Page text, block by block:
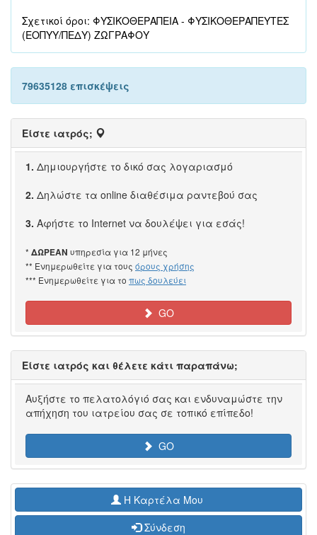
Σχετικοί όροι: ΦΥΣΙΚΟΘΕΡΑΠΕΙΑ - ΦΥΣΙΚΟΘΕΡΑΠΕΥΤΕΣ
(ΕΟΠΥΥ/ΠΕΔΥ) ΖΩΓΡΑΦΟΥ
79635128 επισκέψεις
Είστε ιατρός;
1. Δημιουργήστε το δικό σας λογαριασμό
2. Δηλώστε τα online διαθέσιμα ραντεβού σας
3. Αφήστε το Internet να δουλέψει για εσάς!
* ΔΩΡΕΑΝ υπηρεσία για 12 μήνες
** Ενημερωθείτε για τους όρους χρήσης
*** Ενημερωθείτε για το πως δουλεύει
GO
Είστε ιατρός και θέλετε κάτι παραπάνω;
Αυξήστε το πελατολόγιό σας και ενδυναμώστε την
απήχηση του ιατρείου σας σε τοπικό επίπεδο!
GO
H Καρτέλα Μου
Σύνδεση